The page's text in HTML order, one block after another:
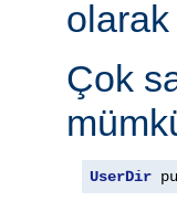
Çok
UserDir